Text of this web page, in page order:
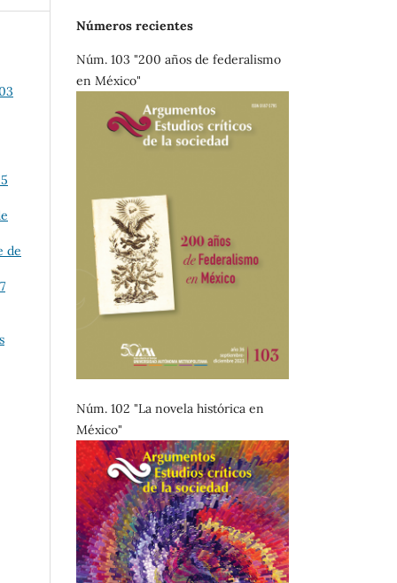
de
Números recientes
Núm. 103 "200 años de federalismo
en México"
Núm. 102 "La novela histórica en
México"